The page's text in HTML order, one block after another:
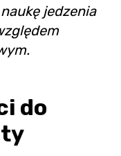
jedzenia
do